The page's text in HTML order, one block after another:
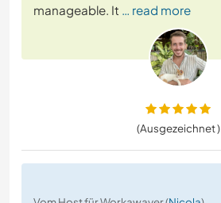
manageable. It … read more
(Ausgezeichnet )